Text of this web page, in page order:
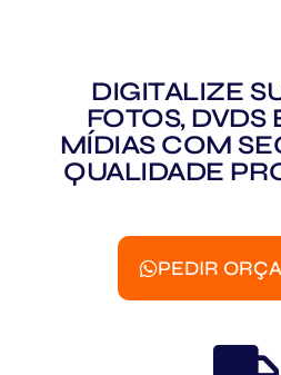
DIGITALIZE
FOTOS, DVDS
MÍDIAS COM
QUALIDADE
PEDIR